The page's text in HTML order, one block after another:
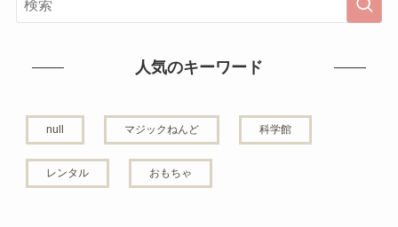
人気のキーワード
null マジックねんど 科学館
レンタル おもちゃ